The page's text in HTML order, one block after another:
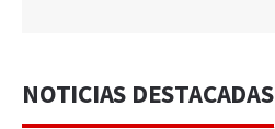
NOTICIAS DESTACADAS